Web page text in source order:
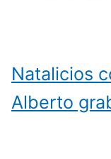
Natalicios
Alberto